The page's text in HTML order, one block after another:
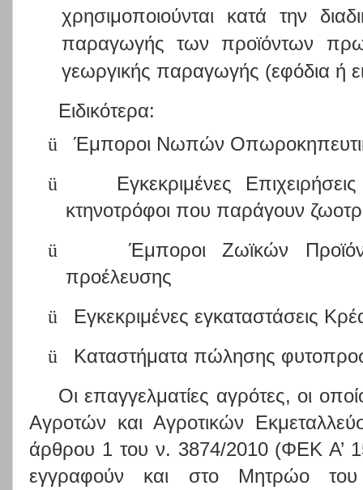
χρησιμοποιούνται κατά την
παραγωγής των προϊόντων
γεωργικής παραγωγής (εφόδια ή
Ειδικότερα:
ü
Έμποροι Νωπών
ü
Εγκεκριμένες
κτηνοτρόφοι που παράγουν
ü
Έμποροι Ζωϊκών
προέλευσης
ü
Εγκεκριμένες εγκαταστάσεις
ü
Καταστήματα πώλησης
Οι επαγγελματίες αγρότες, οι
Αγροτών και Αγροτικών
άρθρου 1 του ν. 3874/2010 (ΦΕΚ Α’
εγγραφούν και στο Μητρώο